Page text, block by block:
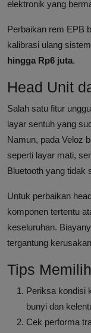
elektronik yang
Perbaikan rem EPB
kalibrasi ulang
hingga Rp6 juta.
Head Unit
Salah satu fitur
layar sentuh yang
Namun, pada Veloz
seperti layar mati,
Bluetooth yang tidak
Untuk perbaikan
komponen tertentu
keseluruhan.
tergantung
Tips
Periksa kondisi
bunyi dan
Cek performa